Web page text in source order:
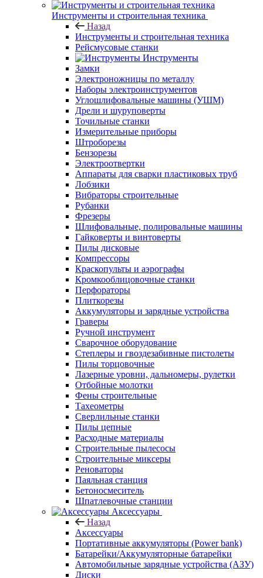
Инструменты и строительная техника
Назад
Инструменты и строительная техника
Рейсмусовые станки
Инструменты
Замки
Электроножницы по металлу
Наборы электроинструментов
Углошлифовальные машины (УШМ)
Дрели и шуруповерты
Точильные станки
Измерительные приборы
Штроборезы
Бензорезы
Электроотвертки
Аппараты для сварки пластиковых труб
Лобзики
Вибраторы строительные
Рубанки
Фрезеры
Шлифовальные, полировальные машины
Гайковерты и винтоверты
Пилы дисковые
Компрессоры
Краскопульты и аэрографы
Кромкооблицовочные станки
Перфораторы
Плиткорезы
Аккумуляторы и зарядные устройства
Граверы
Ручной инструмент
Сварочное оборудование
Степлеры и гвоздезабивные пистолеты
Пилы торцовочные
Лазерные уровни, дальномеры, рулетки
Отбойные молотки
Фены строительные
Тахеометры
Сверлильные станки
Пилы цепные
Расходные материалы
Строительные пылесосы
Строительные миксеры
Реноваторы
Паяльная станция
Бетоносмеситель
Шпатлевочные станции
Аксессуары
Назад
Аксессуары
Портативные аккумуляторы (Power bank)
Батарейки/Аккумуляторные батарейки
Автомобильные зарядные устройства (АЗУ)
Диски